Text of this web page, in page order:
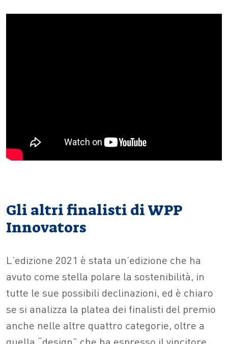
Gli altri finalisti di WPP
Innovators
L’edizione 2021 è stata un’edizione che ha
avuto come stella polare la sostenibilità, in
tutte le sue possibili declinazioni, ed è chiaro
se si analizza la platea dei finalisti del premio
anche nelle altre quattro categorie, oltre a